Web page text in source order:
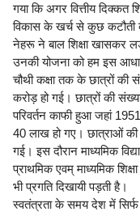
गया कि अगर वित्तीय दिक्कत
विकास के खर्च से कुछ कटौती
नेहरू ने बाल शिक्षा खासकर
उनकी योजना को हम इस
चौथी कक्षा तक के छात्रों की
करोड़ हो गई। छात्रों की
परिवर्तन काफी हुआ जहां
40 लाख हो गए। छात्राओं
गई। इस दौरान माध्यमिक
प्राथमिक एवम् माध्यमिक
भी प्रगति दिखायी पड़ती है।
स्वतंत्रता के समय देश में सिर्फ